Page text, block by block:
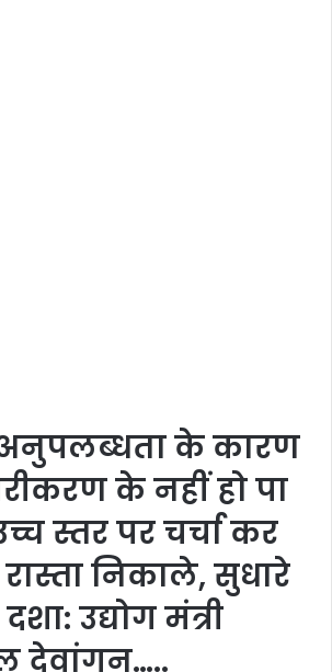
के कारण
के नहीं हो पा
स्तर पर चर्चा कर
निकाले, सुधारे
उद्योग मंत्री